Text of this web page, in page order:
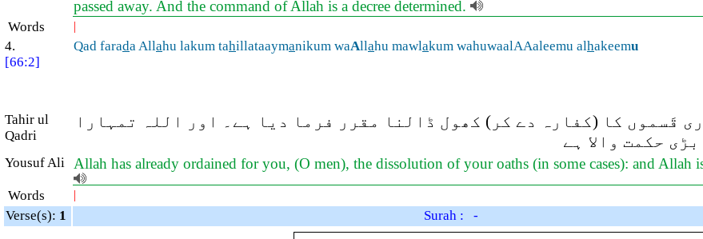
passed away. And the command of Allah is a decree determined.
Words |
4.
[66:2]
Qad farada Allahu lakum tahillataaymanikum waAllahu mawlakum wahuwaalAAaleemu alhakeemu
Tahir ul
Qadri
قَسموں کا (کفارہ دے کر) کھول ڈالنا مقرر فرما دیا ہے۔ اور اللہ تمہارا
حکمت والا ہے
Yousuf Ali Allah has already ordained for you, (O men), the dissolution of your oaths (in some cases): and
Words |
Verse(s): 1 Surah : -